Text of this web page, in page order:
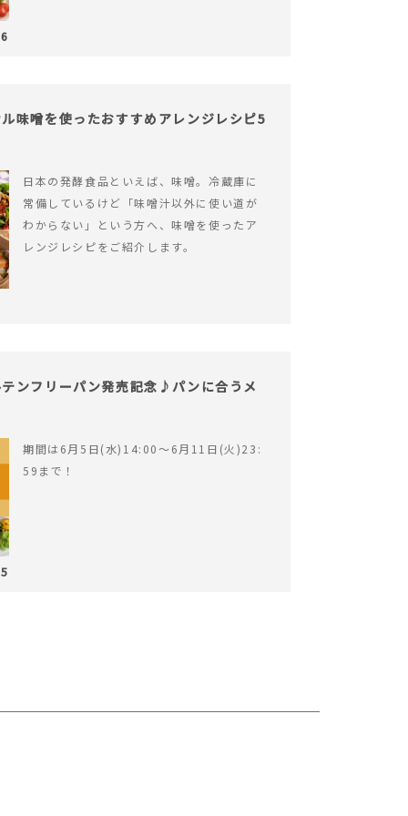
味噌を使ったおすすめアレンジレシピ5
日本の発酵食品といえば、味噌。冷蔵庫に
常備しているけど「味噌汁以外に使い道が
わからない」という方へ、味噌を使ったア
レンジレシピをご紹介します。
ンフリーパン発売記念♪パンに合うメ
期間は6月5日(水)14:00〜6月11日(火)23:
59まで！